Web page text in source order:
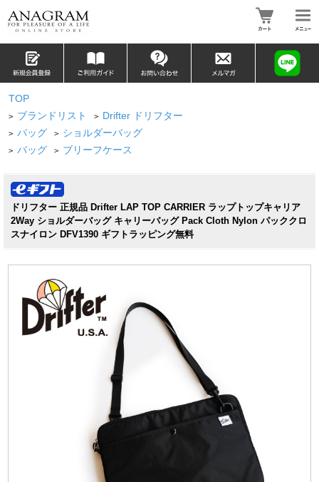
TOP
> ブランドリスト > Drifter ドリフター
> バッグ > ショルダーバッグ
> バッグ > ブリーフケース
ドリフター 正規品 Drifter LAP TOP CARRIER ラップトップキャリア
2Way ショルダーバッグ キャリーバッグ Pack Cloth Nylon パッククロ
スナイロン DFV1390 ギフトラッピング無料